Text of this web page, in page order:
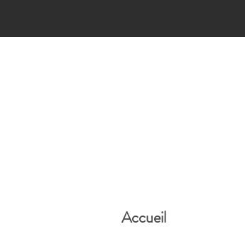
Accueil